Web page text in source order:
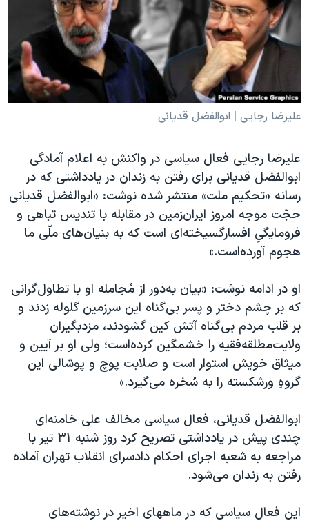
فرهنگ و زندگی
حقوق شهروندی
اقتصادی
علم و فناوری
اسرائیل در جنگ
آرشیو پخش زنده
مستندها
انتخابات ریاست جمهوری آمریکا ۲۰۲۴
حمله جمهوری اسلامی به اسرائیل
رمز مهسا
ورزش زنان در ایران
مجموعه مستندهای دادخواهی
تریبونال مردمی آبان ۹۸
دادگاه حمید نوری
چهل سال گروگان‌گیری
قانون شفافیت دارائی کادر رهبری ایران
اعتراضات مردمی آبان ۹۸
اسرائیل در جنگ
نرگس محمدی برنده جایزه نوبل صلح
همایش محافظه‌کاران آمریکا «سی‌پک»
صفحه‌های ویژه
دنبال کنید
زبانهای مختلف
علیرضا رجایی | ابوالفضل قدیانی
علیرضا رجایی فعال سیاسی در واکنش به اعلام آمادگی
ابوالفضل قدیانی برای رفتن به زندان در یادداشتی که در
رسانه «تحکیم ملت» منتشر شده نوشت: «ابوالفضل قدیانی
حجّت‌ موجه امروز ایران‌زمین در مقابله با تندیس تباهی و
فرومایگیِ افسارگسیخته‌ای است که به بنیان‌های ملّی ما
هجوم آورده‌است.»
او در ادامه نوشت: «بیان به‌دور از مُجامله‌ او با تطاول‌گرانی
که بر چشم دختر و‌ پسر بی‌گناه این سرزمین گلوله زدند و
بر قلب مردم بی‌گناه آتش کین گشودند، مزدبگیران
ولایت‌مطلقه‌فقیه را خشمگین کرده‌است؛ ولی او بر آیین و
میثاق خویش استوار است و صلابت پوچ و پوشالی این
گروهِ ورشکسته را به سُخره می‌گیرد.»
ابوالفضل قدیانی، فعال سیاسی مخالف علی خامنه‌ای
چندی پیش در یادداشتی تصریح کرد روز شنبه ۳۱ تیر با
مراجعه به شعبه اجرای احکام دادسرای انقلاب تهران آماده
رفتن به زندان می‌شود.
این فعال سیاسی که در ماههای اخیر در نوشته‌های